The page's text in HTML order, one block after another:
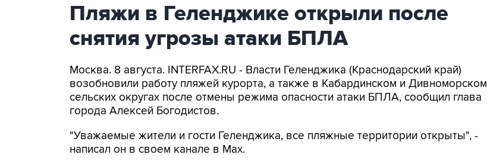
Пляжи в Геленджике открыли после
снятия угрозы атаки БПЛА
Москва. 8 августа. INTERFAX.RU - Власти Геленджика (Краснодарский край)
возобновили работу пляжей курорта, а также в Кабардинском и Дивноморском
сельских округах после отмены режима опасности атаки БПЛА, сообщил глава
города Алексей Богодистов.
"Уважаемые жители и гости Геленджика, все пляжные территории открыты", -
написал он в своем канале в Max.